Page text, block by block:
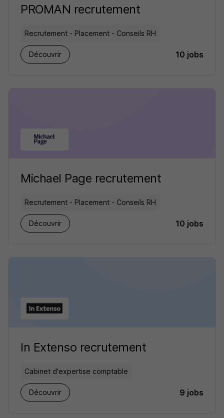
PROMAN recrutement
Recrutement - Placement - Conseils RH
Découvrir 10 jobs
Michael Page recrutement
Recrutement - Placement - Conseils RH
Découvrir 10 jobs
In Extenso recrutement
Cabinet d'expertise comptable
Découvrir 9 jobs